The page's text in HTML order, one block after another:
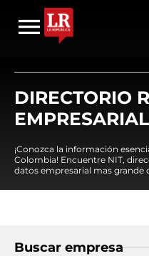
DIRECTORIO
EMPRESARIAL
¡Conozca la información
Colombia! Encuentre NIT,
datos empresarial mas grande
Buscar empresa